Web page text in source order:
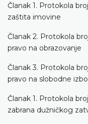
Članak 1. Protokola
zaštita imovine
Članak 2. Protokola
pravo na obrazovanje
Članak 3. Protokola
pravo na slobodne
Članak 1. Protokola
zabrana dužničkog